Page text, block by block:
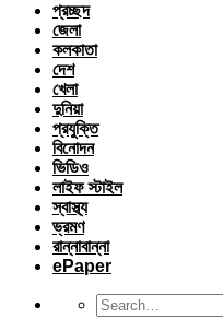
প্রচ্ছদ
জেলা
কলকাতা
দেশ
খেলা
দুনিয়া
প্রযুক্তি
বিনোদন
ভিডিও
লাইফ স্টাইল
স্বাস্থ্য
ভ্রমণ
রান্নাবান্না
ePaper